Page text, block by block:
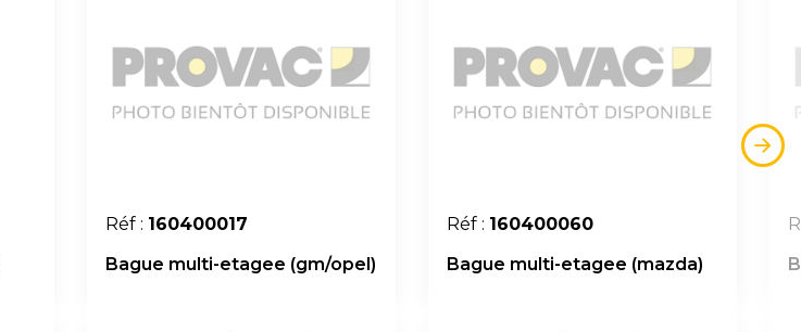
Réf : 160400017
Bague multi-etagee (gm/opel)
Réf : 160400060
Bague multi-etagee (mazda)